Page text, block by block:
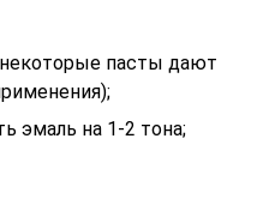
пасты дают
эмаль на 1-2 тона;